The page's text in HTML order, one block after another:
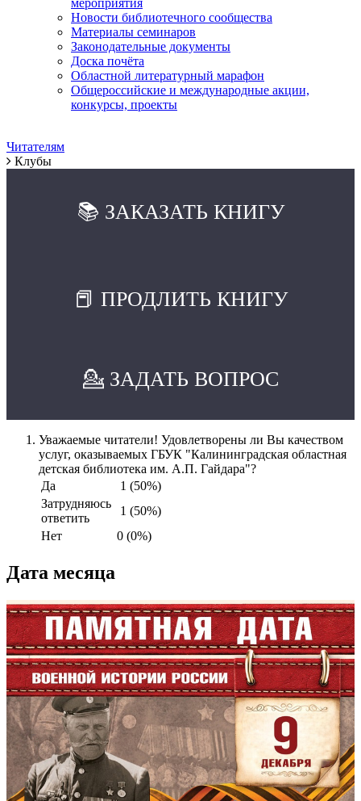
мероприятия
Новости библиотечного сообщества
Материалы семинаров
Законодательные документы
Доска почёта
Областной литературный марафон
Общероссийские и международные акции,
конкурсы, проекты
Читателям
Клубы
📚 ЗАКАЗАТЬ КНИГУ
📕 ПРОДЛИТЬ КНИГУ
💁 ЗАДАТЬ ВОПРОС
Уважаемые читатели! Удовлетворены ли Вы качеством
услуг, оказываемых ГБУК "Калининградская областная
детская библиотека им. А.П. Гайдара"?
Да
1 (50%)
Затрудняюсь
ответить
1 (50%)
Нет
0 (0%)
Дата месяца